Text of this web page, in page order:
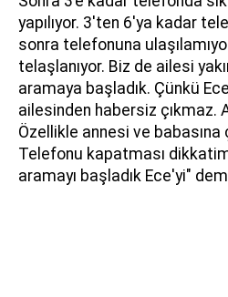
yapılıyor. 3'ten 6'ya kadar
sonra telefonuna
telaşlanıyor. Biz de ailesi
aramaya başladık. Çünkü
ailesinden habersiz çıkmaz.
Özellikle annesi ve
Telefonu kapatması
aramayı başladık Ece'yi"